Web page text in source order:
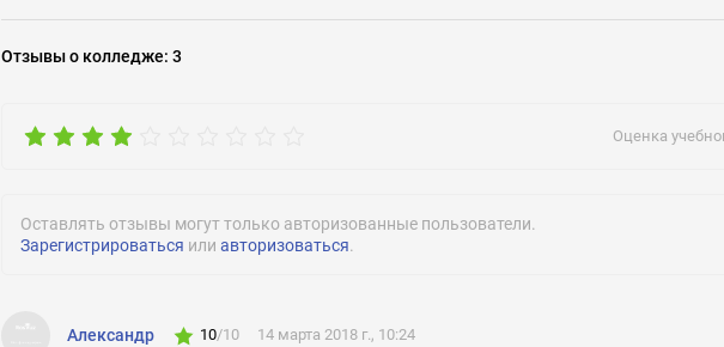
Отзывыо колледже: 3
Оценка
Оставлять отзывы могут только авторизованные пользователи.
Зарегистрироваться или авторизоваться.
Александр 10/10 14 марта 2018 г., 10:24
Задать вопрос
Отклик на вакансию